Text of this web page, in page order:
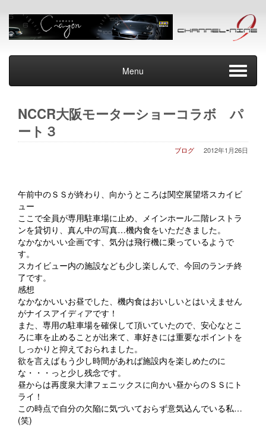
Menu
NCCR大阪モーターショーコラボ パ
ート３
2012年1月26日
ブログ
午前中のＳＳが終わり、向かうところは関空展望塔スカイビ
ュー
ここで全員が専用駐車場に止め、メインホール二階レストラ
ンを貸切り、真ん中の写真…機内食をいただきました。
なかなかいい企画です、気分は飛行機に乗っているようで
す。
スカイビュー内の施設なども少し楽しんで、今回のランチ終
了です。
感想
なかなかいいお昼でした、機内食はおいしいとはいえません
がナイスアイディアです！
また、専用の駐車場を確保して頂いていたので、安心なとこ
ろに車を止めることが出来て、車好きには重要なポイントを
しっかりと抑えておられました。
欲を言えばもう少し時間があれば施設内を楽しめたのに
な・・・っと少し残念です。
昼からは再度泉大津フェニックスに向かい昼からのＳＳにト
ライ！
この時点で自分の欠陥に気づいておらず意気込んでいる私…
(笑)